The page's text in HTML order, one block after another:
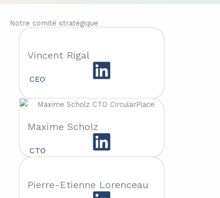
Notre comité stratégique
Vincent Rigal
CEO
Maxime Scholz
CTO
Pierre-Etienne Lorenceau